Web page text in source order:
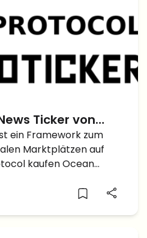
Ticker von
ein Framework zum
Marktplätzen auf
kaufen Ocean